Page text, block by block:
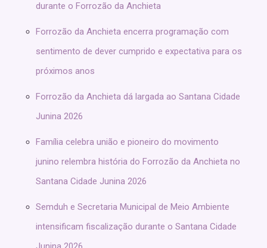
durante o Forrozão da Anchieta
Forrozão da Anchieta encerra programação com
sentimento de dever cumprido e expectativa para os
próximos anos
Forrozão da Anchieta dá largada ao Santana Cidade
Junina 2026
Família celebra união e pioneiro do movimento
junino relembra história do Forrozão da Anchieta no
Santana Cidade Junina 2026
Semduh e Secretaria Municipal de Meio Ambiente
intensificam fiscalização durante o Santana Cidade